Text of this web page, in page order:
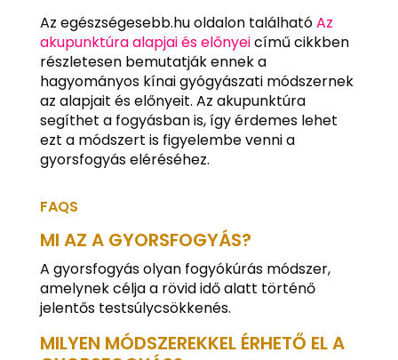
Az egészségesebb.hu oldalon találhatóAz
akupunktúra alapjai és előnyeicímű cikkben
részletesen bemutatják ennek a
hagyományos kínai gyógyászati módszernek
az alapjait és előnyeit. Az akupunktúra
segíthet a fogyásban is, így érdemes lehet
ezt a módszert is figyelembe venni a
gyorsfogyás eléréséhez.
FAQS
MI AZ A GYORSFOGYÁS?
A gyorsfogyás olyan fogyókúrás módszer,
amelynek célja a rövid idő alatt történő
jelentős testsúlycsökkenés.
MILYEN MÓDSZEREKKEL ÉRHETŐ EL A